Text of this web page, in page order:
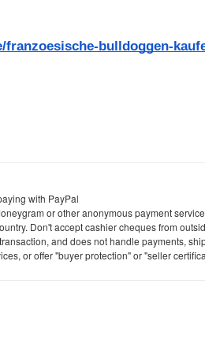
bulldoggen-
with PayPal
or other anonymous payment
Don't accept cashier cheques from
and does not handle payments,
or offer "buyer protection" or "seller